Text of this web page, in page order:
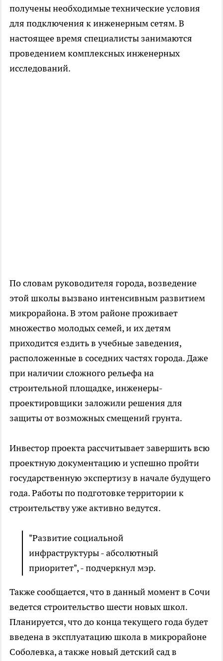
получены необходимые технические условия
для подключения к инженерным сетям. В
настоящее время специалисты занимаются
проведением комплексных инженерных
исследований.
По словам руководителя города, возведение
этой школы вызвано интенсивным развитием
микрорайона. В этом районе проживает
множество молодых семей, и их детям
приходится ездить в учебные заведения,
расположенные в соседних частях города. Даже
при наличии сложного рельефа на
строительной площадке, инженеры-
проектировщики заложили решения для
защиты от возможных смещений грунта.
Инвестор проекта рассчитывает завершить всю
проектную документацию и успешно пройти
государственную экспертизу в начале будущего
года. Работы по подготовке территории к
строительству уже активно ведутся.
"Развитие социальной
инфраструктуры - абсолютный
приоритет", - подчеркнул мэр.
Также сообщается, что в данный момент в Сочи
ведется строительство шести новых школ.
Планируется, что до конца текущего года будет
введена в эксплуатацию школа в микрорайоне
Соболевка, а также новый детский сад в